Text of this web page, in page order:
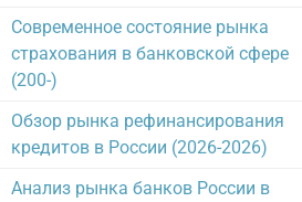
Современное состояние рынка
страхования в банковской сфере
(200-)
Обзор рынка рефинансирования
кредитов в России (2026-2026)
Анализ рынка банков России в